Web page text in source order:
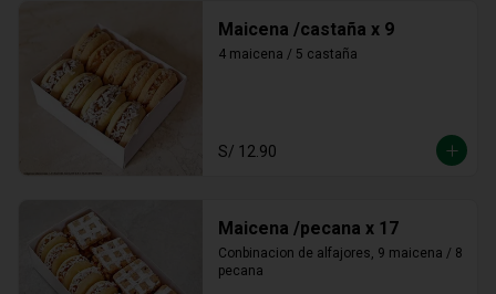
Maicena /castaña x 9
4 maicena / 5 castaña
S/ 12.90
Maicena /pecana x 17
Conbinacion de alfajores, 9 maicena / 8
pecana